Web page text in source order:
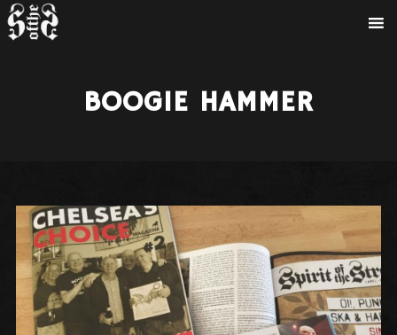
BOOGIE HAMMER